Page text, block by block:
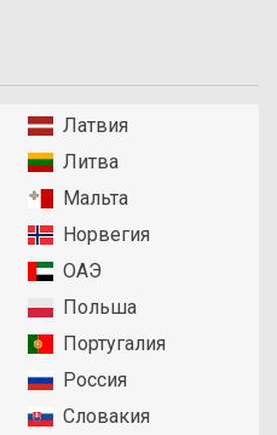
Латвия
Литва
Мальта
Норвегия
ОАЭ
Польша
Португалия
Россия
Словакия